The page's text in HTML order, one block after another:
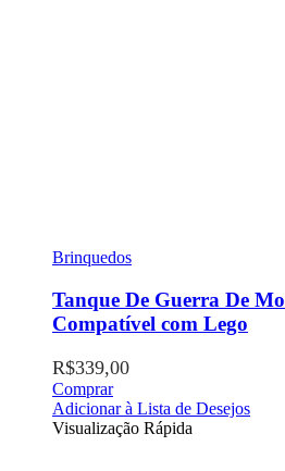
Brinquedos
Tanque De Guerra De
Compatível com Lego
R$339,00
Comprar
Adicionar à Lista de Desejos
Visualização Rápida